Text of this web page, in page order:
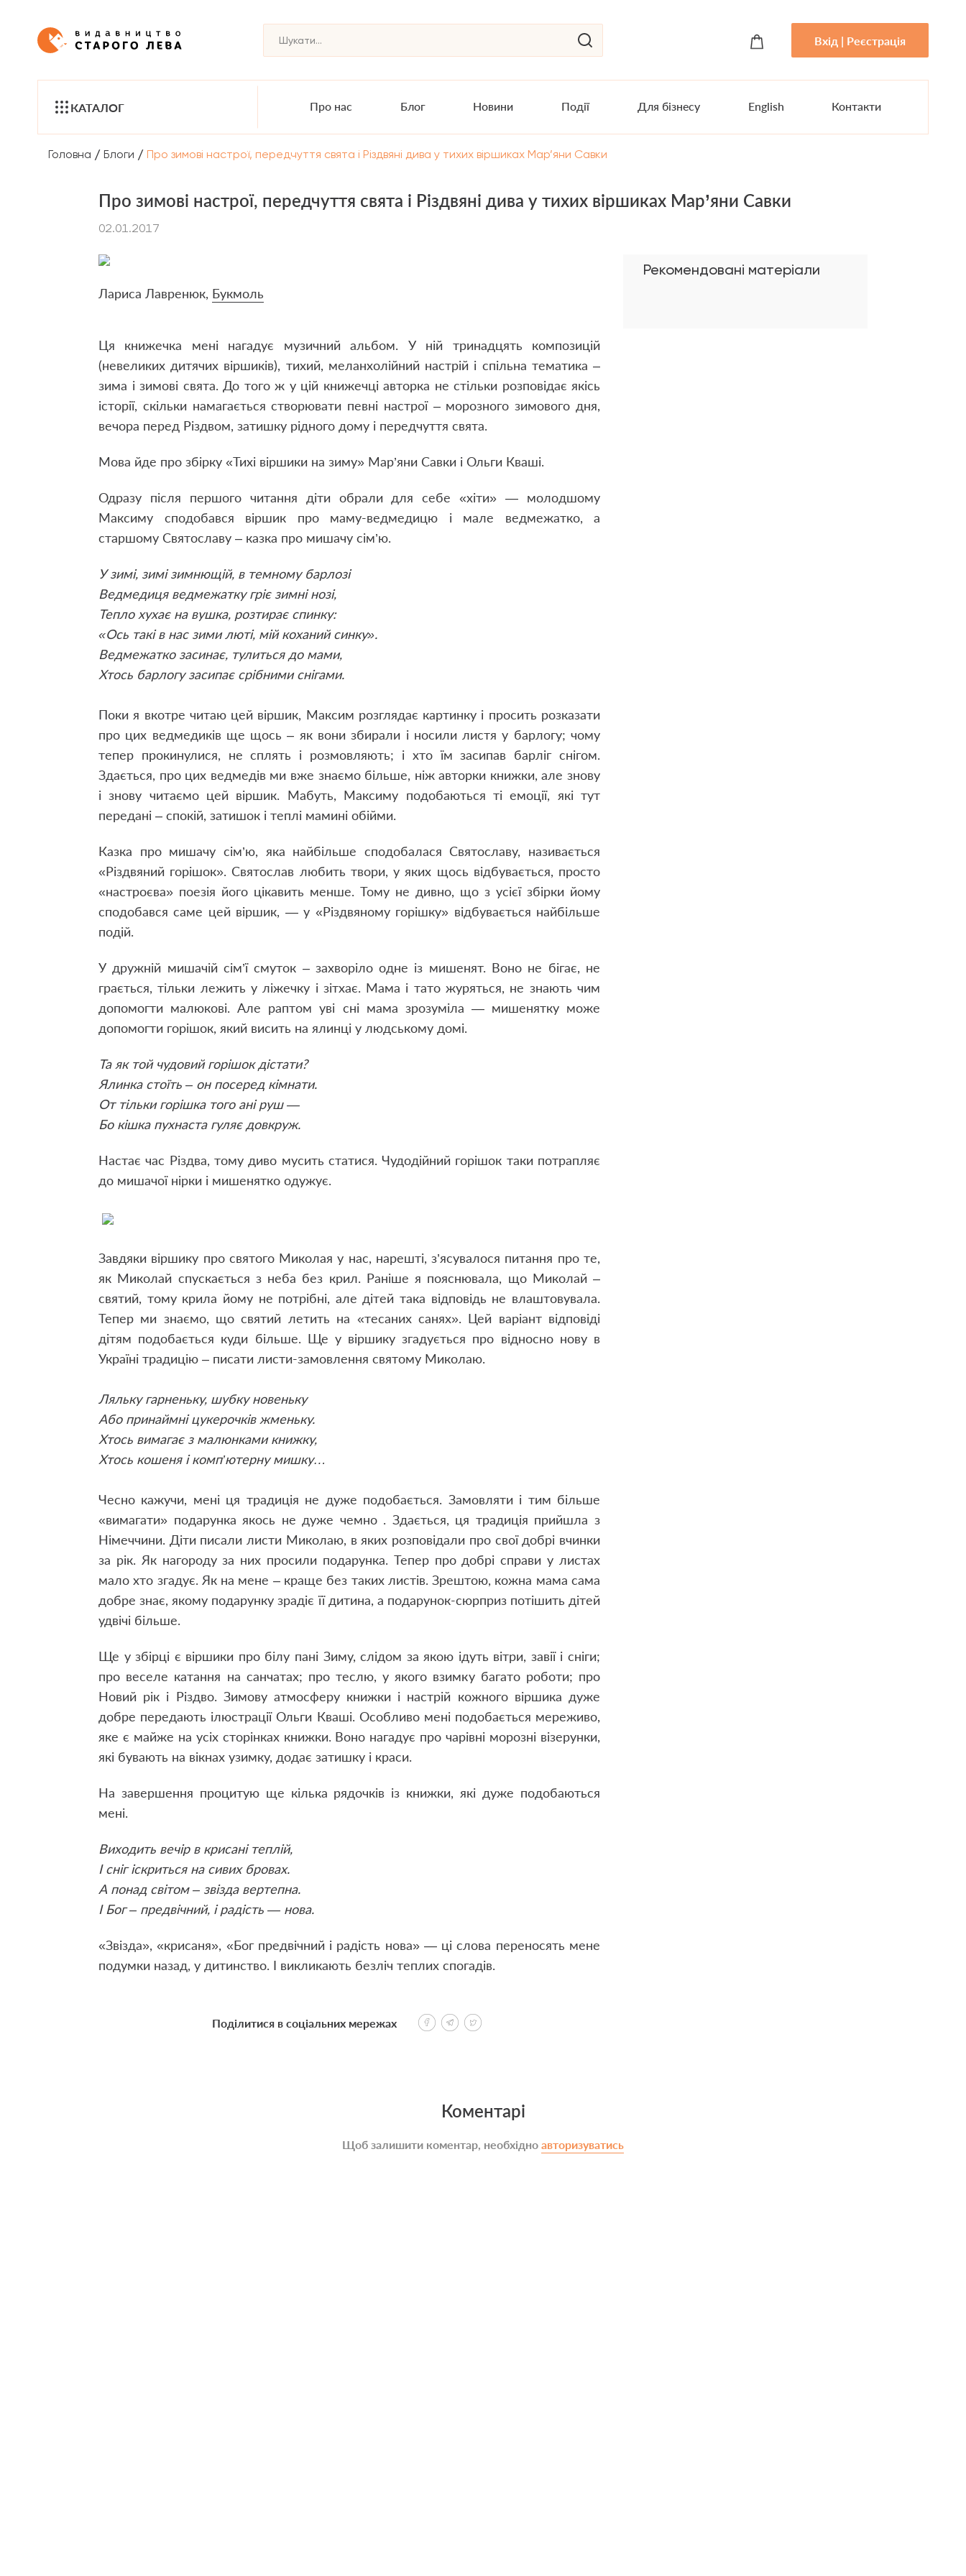
Вхід | Реєстрація
КАТАЛОГ Про нас Блог Новини Події Для бізнесу English Контакти
Головна / Блоги / Про зимові настрої, передчуття свята і Різдвяні дива у тихих віршиках Мар’яни Савки
Про зимові настрої, передчуття свята і Різдвяні дива у тихих віршиках Мар’яни Савки
02.01.2017
Лариса Лавренюк, Букмоль
Ця книжечка мені нагадує музичний альбом. У ній тринадцять композицій
(невеликих дитячих віршиків), тихий, меланхолійний настрій і спільна тематика –
зима і зимові свята. До того ж у цій книжечці авторка не стільки розповідає якісь
історії, скільки намагається створювати певні настрої – морозного зимового дня,
вечора перед Різдвом, затишку рідного дому і передчуття свята.
Мова йде про збірку «Тихі віршики на зиму» Мар’яни Савки і Ольги Кваші.
Одразу після першого читання діти обрали для себе «хіти» — молодшому
Максиму сподобався віршик про маму-ведмедицю і мале ведмежатко, а
старшому Святославу – казка про мишачу сім’ю.
У зимі, зимі зимнющій, в темному барлозі
Ведмедиця ведмежатку гріє зимні нозі,
Тепло хухає на вушка, розтирає спинку:
«Ось такі в нас зими люті, мій коханий синку».
Ведмежатко засинає, тулиться до мами,
Хтось барлогу засипає срібними снігами.
Поки я вкотре читаю цей віршик, Максим розглядає картинку і просить розказати
про цих ведмедиків ще щось – як вони збирали і носили листя у барлогу; чому
тепер прокинулися, не сплять і розмовляють; і хто їм засипав барліг снігом.
Здається, про цих ведмедів ми вже знаємо більше, ніж авторки книжки, але знову
і знову читаємо цей віршик. Мабуть, Максиму подобаються ті емоції, які тут
передані – спокій, затишок і теплі мамині обійми.
Казка про мишачу сім’ю, яка найбільше сподобалася Святославу, називається
«Різдвяний горішок». Святослав любить твори, у яких щось відбувається, просто
«настроєва» поезія його цікавить менше. Тому не дивно, що з усієї збірки йому
сподобався саме цей віршик, — у «Різдвяному горішку» відбувається найбільше
подій.
У дружній мишачій сім’ї смуток – захворіло одне із мишенят. Воно не бігає, не
грається, тільки лежить у ліжечку і зітхає. Мама і тато журяться, не знають чим
допомогти малюкові. Але раптом уві сні мама зрозуміла — мишенятку може
допомогти горішок, який висить на ялинці у людському домі.
Та як той чудовий горішок дістати?
Ялинка стоїть – он посеред кімнати.
От тільки горішка того ані руш —
Бо кішка пухнаста гуляє довкруж.
Настає час Різдва, тому диво мусить статися. Чудодійний горішок таки потрапляє
до мишачої нірки і мишенятко одужує.
Завдяки віршику про святого Миколая у нас, нарешті, з’ясувалося питання про те,
як Миколай спускається з неба без крил. Раніше я пояснювала, що Миколай –
святий, тому крила йому не потрібні, але дітей така відповідь не влаштовувала.
Тепер ми знаємо, що святий летить на «тесаних санях». Цей варіант відповіді
дітям подобається куди більше. Ще у віршику згадується про відносно нову в
Україні традицію – писати листи-замовлення святому Миколаю.
Ляльку гарненьку, шубку новеньку
Або принаймні цукерочків жменьку.
Хтось вимагає з малюнками книжку,
Хтось кошеня і комп’ютерну мишку…
Чесно кажучи, мені ця традиція не дуже подобається. Замовляти і тим більше
«вимагати» подарунка якось не дуже чемно . Здається, ця традиція прийшла з
Німеччини. Діти писали листи Миколаю, в яких розповідали про свої добрі вчинки
за рік. Як нагороду за них просили подарунка. Тепер про добрі справи у листах
мало хто згадує. Як на мене – краще без таких листів. Зрештою, кожна мама сама
добре знає, якому подарунку зрадіє її дитина, а подарунок-сюрприз потішить дітей
удвічі більше.
Ще у збірці є віршики про білу пані Зиму, слідом за якою ідуть вітри, завії і сніги;
про веселе катання на санчатах; про теслю, у якого взимку багато роботи; про
Новий рік і Різдво. Зимову атмосферу книжки і настрій кожного віршика дуже
добре передають ілюстрації Ольги Кваші. Особливо мені подобається мереживо,
яке є майже на усіх сторінках книжки. Воно нагадує про чарівні морозні візерунки,
які бувають на вікнах узимку, додає затишку і краси.
На завершення процитую ще кілька рядочків із книжки, які дуже подобаються
мені.
Виходить вечір в крисані теплій,
І сніг іскриться на сивих бровах.
А понад світом – звізда вертепна.
І Бог – предвічний, і радість — нова.
«Звізда», «крисаня», «Бог предвічний і радість нова» — ці слова переносять мене
подумки назад, у дитинство. І викликають безліч теплих спогадів.
Рекомендовані матеріали
Поділитися в соціальних мережах
Коментарі
Щоб залишити коментар, необхідно авторизуватись